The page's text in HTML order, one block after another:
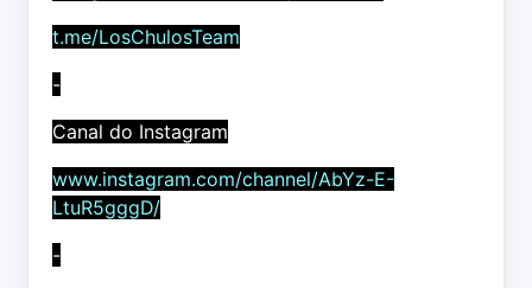
t.me/LosChulosTeam
-
Canal do Instagram
www.instagram.com/channel/AbYz-E-
LtuR5gggD/
-